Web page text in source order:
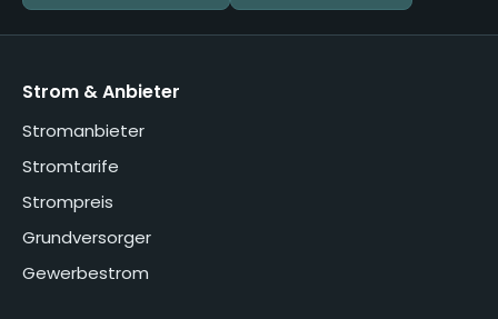
Strom & Anbieter
Stromanbieter
Stromtarife
Strompreis
Grundversorger
Gewerbestrom